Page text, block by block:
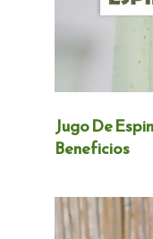
Jugo De
Beneficios